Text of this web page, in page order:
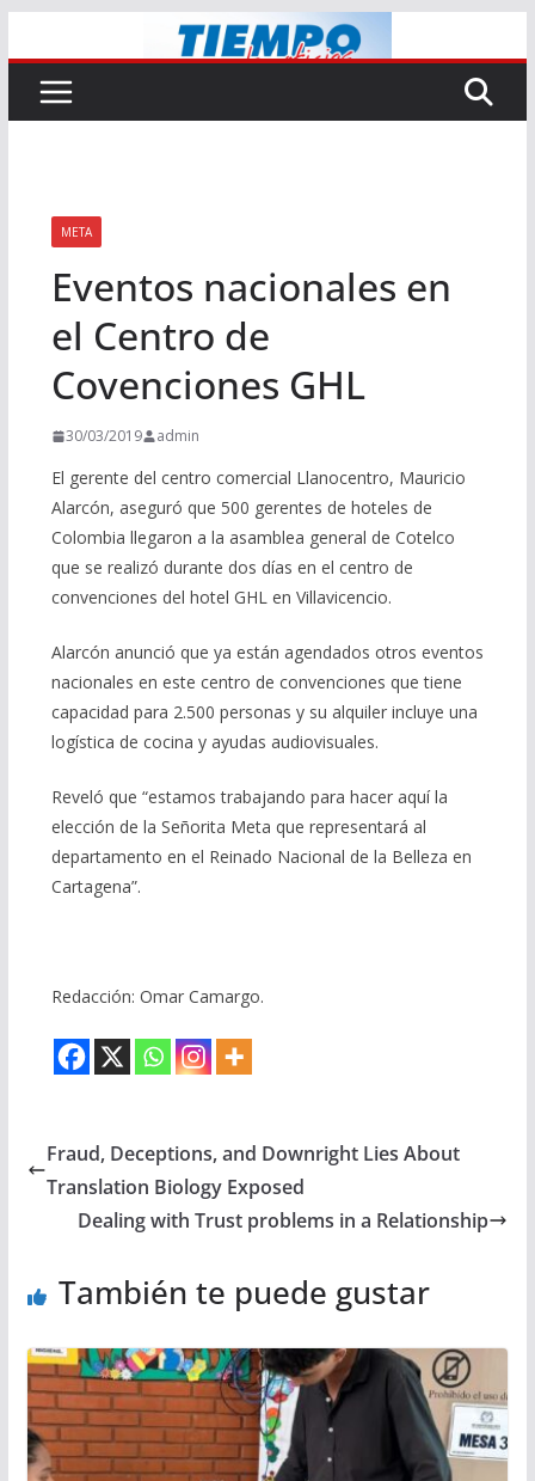
al
contenido
META
Eventos nacionales en
el Centro de
Covenciones GHL
30/03/2019 admin
El gerente del centro comercial Llanocentro, Mauricio
Alarcón, aseguró que 500 gerentes de hoteles de
Colombia llegaron a la asamblea general de Cotelco
que se realizó durante dos días en el centro de
convenciones del hotel GHL en Villavicencio.
Alarcón anunció que ya están agendados otros eventos
nacionales en este centro de convenciones que tiene
capacidad para 2.500 personas y su alquiler incluye una
logística de cocina y ayudas audiovisuales.
Reveló que “estamos trabajando para hacer aquí la
elección de la Señorita Meta que representará al
departamento en el Reinado Nacional de la Belleza en
Cartagena”.
Redacción: Omar Camargo.
Fraud, Deceptions, and Downright Lies About
Translation Biology Exposed
Dealing with Trust problems in a Relationship
También te puede gustar